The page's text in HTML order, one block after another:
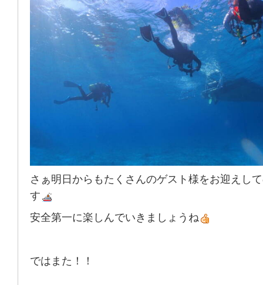
さぁ明日からもたくさんのゲスト様をお迎えし
す
安全第一に楽しんでいきましょうね
ではまた！！